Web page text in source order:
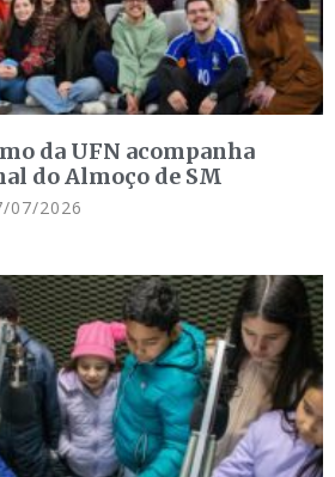
da UFN acompanha
do Almoço de SM
07/2026